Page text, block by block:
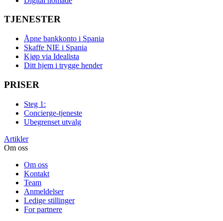
TJENESTER
Åpne bankkonto i Spania
Skaffe NIE i Spania
Kjøp via Idealista
Ditt hjem i trygge hender
PRISER
Steg 1:
Concierge-tjeneste
Ubegrenset utvalg
Artikler
Om oss
Om oss
Kontakt
Team
Anmeldelser
Ledige stillinger
For partnere